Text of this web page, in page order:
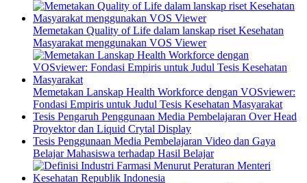
Memetakan Quality of Life dalam lanskap riset Kesehatan
Masyarakat menggunakan VOS Viewer
Memetakan Lanskap Health Workforce dengan VOSviewer:
Fondasi Empiris untuk Judul Tesis Kesehatan Masyarakat
Tesis Pengaruh Penggunaan Media Pembelajaran Over Head
Proyektor dan Liquid Crytal Display
Tesis Penggunaan Media Pembelajaran Video dan Gaya
Belajar Mahasiswa terhadap Hasil Belajar